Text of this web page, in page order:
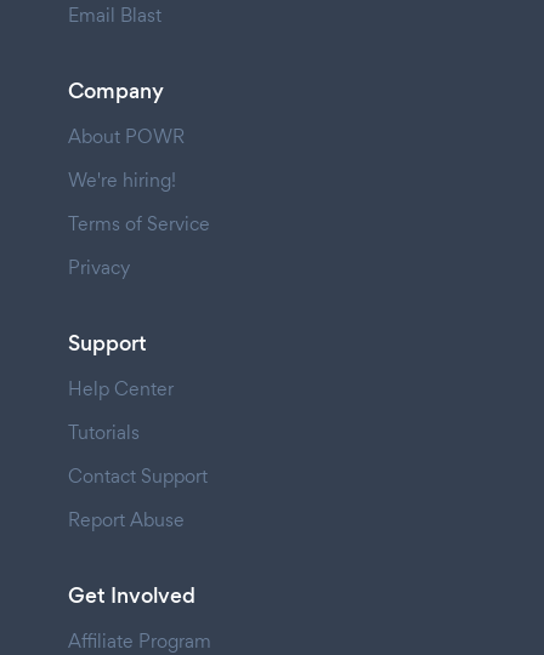
Email Blast
Company
About POWR
We're hiring!
Terms of Service
Privacy
Support
Help Center
Tutorials
Contact Support
Report Abuse
Get Involved
Affiliate Program